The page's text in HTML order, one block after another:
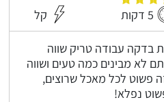
5 דקות קל
בדקה עבודה טריק שווה
לא מבינים כמה טעים ושווה
פשוט לכל מאכל שרוצים,
נפלא!